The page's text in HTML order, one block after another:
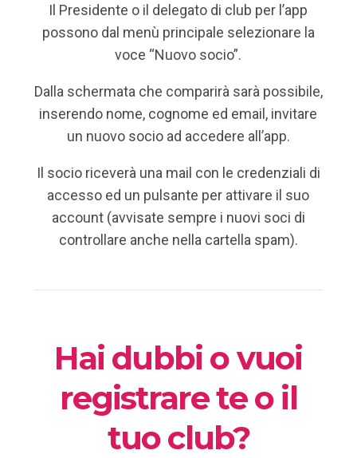
Il Presidente o il delegato di club per l’app
possono dal menù principale selezionare la
voce “Nuovo socio”.
Dalla schermata che comparirà sarà possibile,
inserendo nome, cognome ed email, invitare
un nuovo socio ad accedere all’app.
Il socio riceverà una mail con le credenziali di
accesso ed un pulsante per attivare il suo
account (avvisate sempre i nuovi soci di
controllare anche nella cartella spam).
Hai dubbi o vuoi
registrare te o il
tuo club?